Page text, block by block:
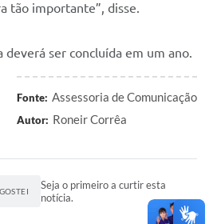
tão importante”, disse.
deverá ser concluída em um ano.
Fonte: Assessoria de Comunicação
Autor: Roneir Corrêa
Seja o primeiro a curtir esta
notícia.